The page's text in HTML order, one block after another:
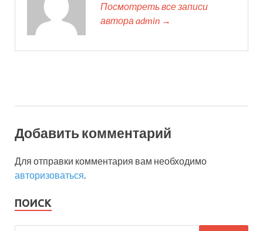
Посмотреть все записи
автора admin →
Добавить комментарий
Для отправки комментария вам необходимо
авторизоваться
ПОИСК